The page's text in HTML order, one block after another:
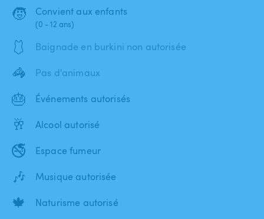
🧒 Convient aux enfants
(0 - 12 ans)
🩱 Baignade en burkini non autorisée
🦓 Pas d'animaux
🎂 Événements autorisés
🥂 Alcool autorisé
🚭 Espace fumeur
🎶 Musique autorisée
🍁 Naturisme autorisé